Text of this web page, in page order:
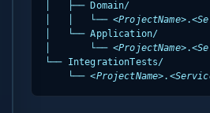
│   ├── Domain/
│   │   └── <ProjectName>.
│   └── Application/
│       └── <ProjectName>.
└── IntegrationTests/
    └──
<ProjectName>.